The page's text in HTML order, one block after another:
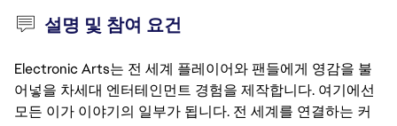
설명 및 참여 요건
Electronic Arts는 전 세계 플레이어와 팬들에게 영감을 불
어넣을 차세대 엔터테인먼트 경험을 제작합니다. 여기에선
모든 이가 이야기의 일부가 됩니다. 전 세계를 연결하는 커